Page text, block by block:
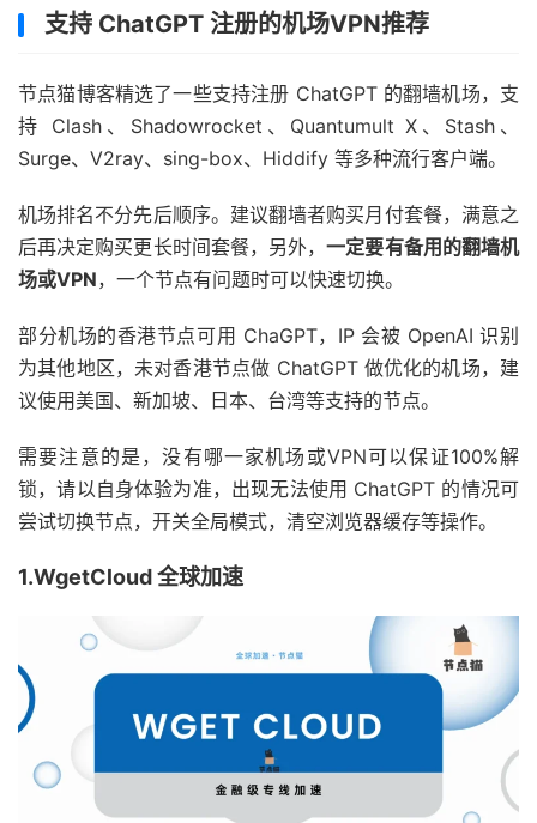
支持 ChatGPT 注册的机场VPN推荐
节点猫博客精选了一些支持注册 ChatGPT 的翻墙机场，支
持 Clash、Shadowrocket、Quantumult X、Stash、
Surge、V2ray、sing-box、Hiddify 等多种流行客户端。
机场排名不分先后顺序。建议翻墙者购买月付套餐，满意之
后再决定购买更长时间套餐，另外，一定要有备用的翻墙机
场或VPN，一个节点有问题时可以快速切换。
部分机场的香港节点可用 ChaGPT，IP 会被 OpenAI 识别
为其他地区，未对香港节点做 ChatGPT 做优化的机场，建
议使用美国、新加坡、日本、台湾等支持的节点。
需要注意的是，没有哪一家机场或VPN可以保证100%解
锁，请以自身体验为准，出现无法使用 ChatGPT 的情况可
尝试切换节点，开关全局模式，清空浏览器缓存等操作。
1.WgetCloud 全球加速